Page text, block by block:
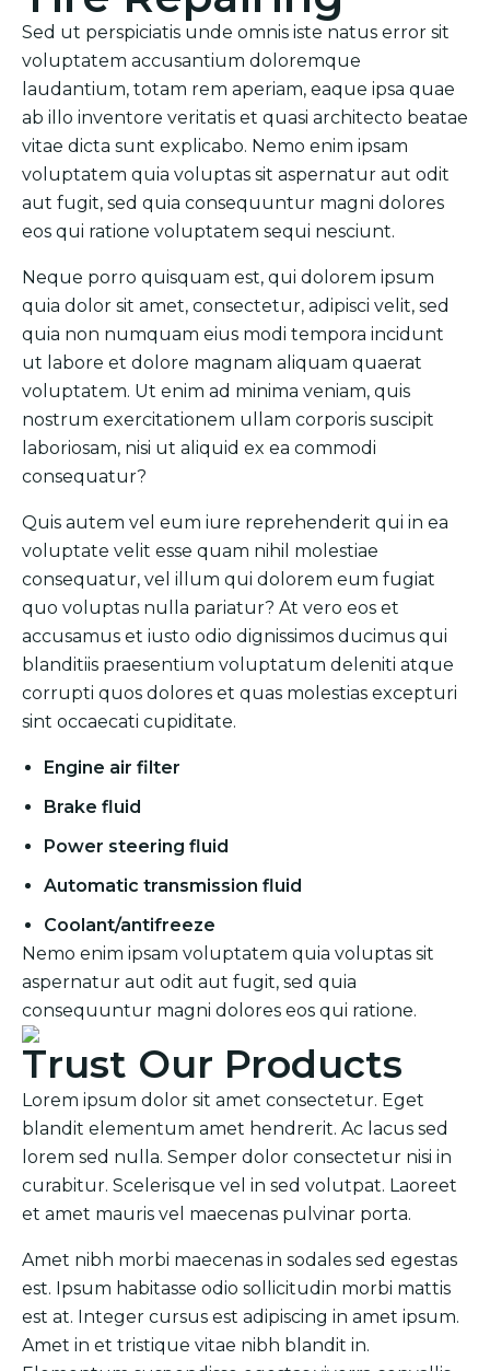
Sed ut perspiciatis unde omnis iste natus error sit
voluptatem accusantium doloremque
laudantium, totam rem aperiam, eaque ipsa quae
ab illo inventore veritatis et quasi architecto beatae
vitae dicta sunt explicabo. Nemo enim ipsam
voluptatem quia voluptas sit aspernatur aut odit
aut fugit, sed quia consequuntur magni dolores
eos qui ratione voluptatem sequi nesciunt.
Neque porro quisquam est, qui dolorem ipsum
quia dolor sit amet, consectetur, adipisci velit, sed
quia non numquam eius modi tempora incidunt
ut labore et dolore magnam aliquam quaerat
voluptatem. Ut enim ad minima veniam, quis
nostrum exercitationem ullam corporis suscipit
laboriosam, nisi ut aliquid ex ea commodi
consequatur?
Quis autem vel eum iure reprehenderit qui in ea
voluptate velit esse quam nihil molestiae
consequatur, vel illum qui dolorem eum fugiat
quo voluptas nulla pariatur? At vero eos et
accusamus et iusto odio dignissimos ducimus qui
blanditiis praesentium voluptatum deleniti atque
corrupti quos dolores et quas molestias excepturi
sint occaecati cupiditate.
Engine air filter
Brake fluid
Power steering fluid
Automatic transmission fluid
Coolant/antifreeze
Nemo enim ipsam voluptatem quia voluptas sit
aspernatur aut odit aut fugit, sed quia
consequuntur magni dolores eos qui ratione.
Trust Our Products
Lorem ipsum dolor sit amet consectetur. Eget
blandit elementum amet hendrerit. Ac lacus sed
lorem sed nulla. Semper dolor consectetur nisi in
curabitur. Scelerisque vel in sed volutpat. Laoreet
et amet mauris vel maecenas pulvinar porta.
Amet nibh morbi maecenas in sodales sed egestas
est. Ipsum habitasse odio sollicitudin morbi mattis
est at. Integer cursus est adipiscing in amet ipsum.
Amet in et tristique vitae nibh blandit in.